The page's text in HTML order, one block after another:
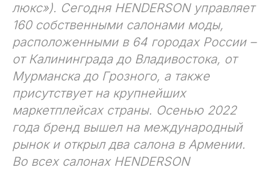
люкс»). Сегодня HENDERSON управляет
160 собственными салонами моды,
расположенными в 64 городах России –
от Калининграда до Владивостока, от
Мурманска до Грозного, а также
присутствует на крупнейших
маркетплейсах страны. Осенью 2022
года бренд вышел на международный
рынок и открыл два салона в Армении.
Во всех салонах HENDERSON